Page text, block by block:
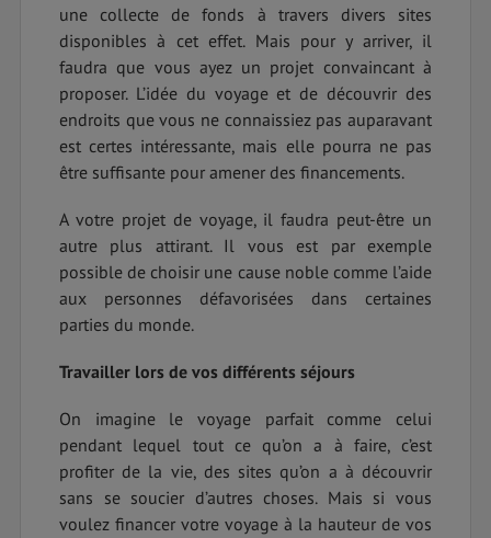
une collecte de fonds à travers divers sites
disponibles à cet effet. Mais pour y arriver, il
faudra que vous ayez un projet convaincant à
proposer. L’idée du voyage et de découvrir des
endroits que vous ne connaissiez pas auparavant
est certes intéressante, mais elle pourra ne pas
être suffisante pour amener des financements.
A votre projet de voyage, il faudra peut-être un
autre plus attirant. Il vous est par exemple
possible de choisir une cause noble comme l’aide
aux personnes défavorisées dans certaines
parties du monde.
Travailler lors de vos différents séjours
On imagine le voyage parfait comme celui
pendant lequel tout ce qu’on a à faire, c’est
profiter de la vie, des sites qu’on a à découvrir
sans se soucier d’autres choses. Mais si vous
voulez financer votre voyage à la hauteur de vos